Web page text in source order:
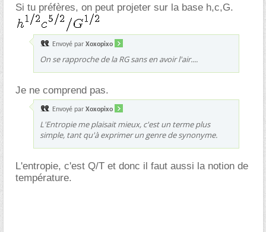
Si tu préfères, on peut projeter sur la base h,c,G.
Envoyé par Xoxopixo
On se rapproche de la RG sans en avoir l'air....
Je ne comprend pas.
Envoyé par Xoxopixo
L'Entropie me plaisait mieux, c'est un terme plus
simple, tant qu'à exprimer un genre de synonyme.
L'entropie, c'est Q/T et donc il faut aussi la notion de
température.